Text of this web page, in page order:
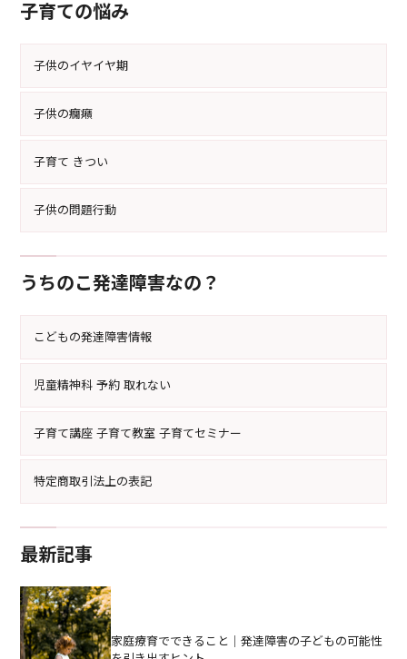
子育ての悩み
子供のイヤイヤ期
子供の癇癪
子育て きつい
子供の問題行動
うちのこ発達障害なの？
こどもの発達障害情報
児童精神科 予約 取れない
子育て講座 子育て教室 子育てセミナー
特定商取引法上の表記
最新記事
家庭療育でできること｜発達障害の子どもの可能性